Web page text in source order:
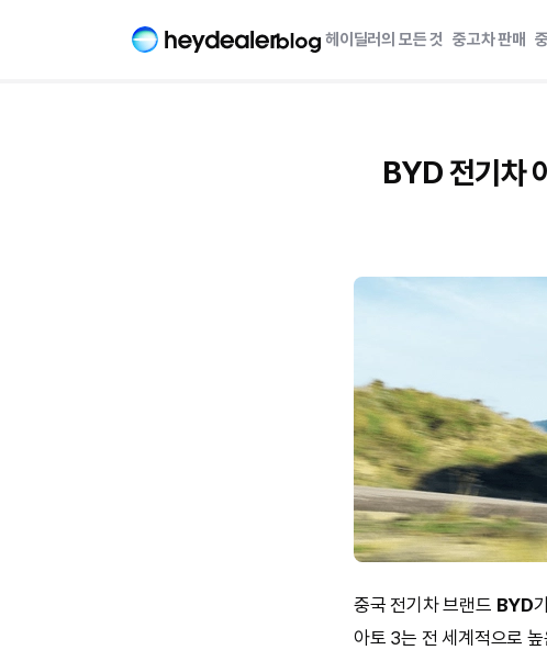
헤이딜러의 모든 것 중고차 판매
BYD 전기차
중국 전기차 브랜드 BYD
아토 3는 전 세계적으로